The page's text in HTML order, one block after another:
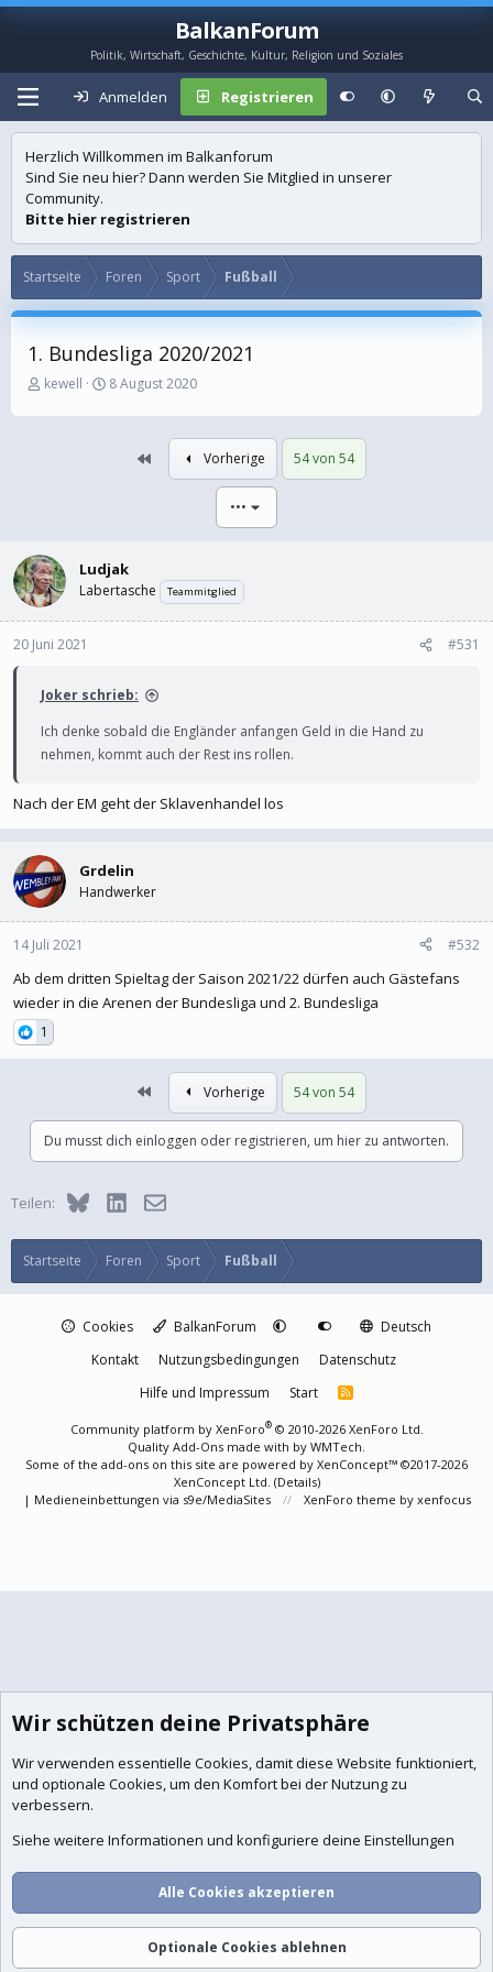
BalkanForum
Politik, Wirtschaft, Geschichte, Kultur, Religion und Soziales
Anmelden Registrieren
Herzlich Willkommen im Balkanforum
Sind Sie neu hier? Dann werden Sie Mitglied in unserer
Community.
Bitte hier registrieren
Startseite Foren Sport Fußball
1. Bundesliga 2020/2021
E
s
kewell
E
s
m
8 August 2020
Erste Vorherige 54 von 54
•••
Ludjak
Labertasche Teammitglied
20 Juni 2021 #531
Joker schrieb:
Ich denke sobald die Engländer anfangen Geld in die Hand zu
nehmen, kommt auch der Rest ins rollen.
Nach der EM geht der Sklavenhandel los
Grdelin
Handwerker
14 Juli 2021 #532
Ab dem dritten Spieltag der Saison 2021/22 dürfen auch Gästefans
wieder in die Arenen der Bundesliga und 2. Bundesliga
1
Erste Vorherige 54 von 54
Du musst dich einloggen oder registrieren, um hier zu antworten.
Teilen: BlueskyLinkedInE-Mail
Startseite Foren Sport Fußball
Cookies BalkanForum
Deutsch
Kontakt
Nutzungsbedingungen
Datenschutz
Hilfe und Impressum
Start
R
Community platform by XenForo® © 2010-2026 XenForo Ltd.
Quality Add-Ons made with by WMTech
Some of the add-ons on this site are powered by XenConcept™ ©2017-2026
XenConcept Ltd. (Details)
| Medieneinbettungen via s9e/MediaSites XenForo theme by xenfocus
Wir schützen deine Privatsphäre
Wir verwenden essentielle Cookies, damit diese Website funktioniert,
und optionale Cookies, um den Komfort bei der Nutzung zu
verbessern.
Siehe weitere Informationen und konfiguriere deine Einstellungen
Alle Cookies akzeptieren
Optionale Cookies ablehnen